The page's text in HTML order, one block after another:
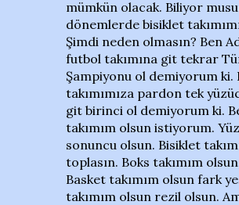
mümkün olacak. Biliyor
dönemlerde bisiklet
Şimdi neden olmasın? Ben
futbol takımına git tekrar
Şampiyonu ol demiyorum ki.
takımımıza pardon tek
git birinci ol demiyorum ki.
takımım olsun istiyorum.
sonuncu olsun. Bisiklet
toplasın. Boks takımım
Basket takımım olsun fark
takımım olsun rezil olsun.